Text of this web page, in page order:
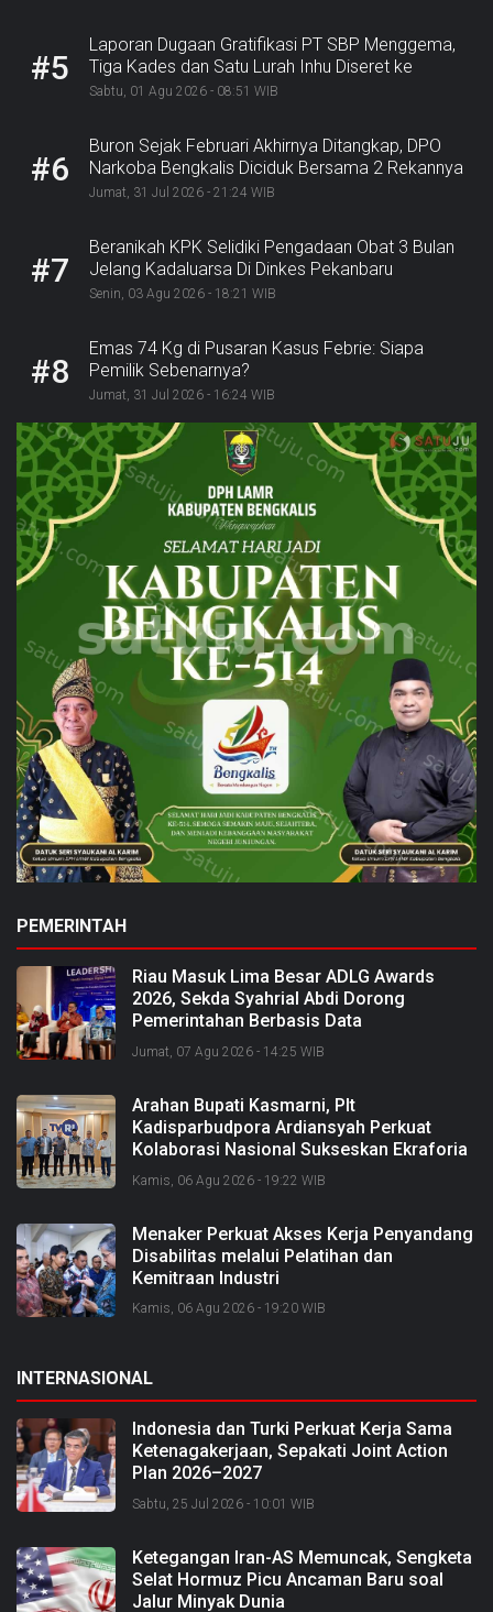
#5
Laporan Dugaan Gratifikasi PT SBP Menggema,
Tiga Kades dan Satu Lurah Inhu Diseret ke
Kejaksaan
Sabtu, 01 Agu 2026 - 08:51 WIB
#6
Buron Sejak Februari Akhirnya Ditangkap, DPO
Narkoba Bengkalis Diciduk Bersama 2 Rekannya
Jumat, 31 Jul 2026 - 21:24 WIB
#7
Beranikah KPK Selidiki Pengadaan Obat 3 Bulan
Jelang Kadaluarsa Di Dinkes Pekanbaru
Senin, 03 Agu 2026 - 18:21 WIB
#8
Emas 74 Kg di Pusaran Kasus Febrie: Siapa
Pemilik Sebenarnya?
Jumat, 31 Jul 2026 - 16:24 WIB
PEMERINTAH
Riau Masuk Lima Besar ADLG Awards
2026, Sekda Syahrial Abdi Dorong
Pemerintahan Berbasis Data
Jumat, 07 Agu 2026 - 14:25 WIB
Arahan Bupati Kasmarni, Plt
Kadisparbudpora Ardiansyah Perkuat
Kolaborasi Nasional Sukseskan Ekraforia
2026 dan Bangun Bengkalis sebagai
Kabupaten Kreatif
Kamis, 06 Agu 2026 - 19:22 WIB
Menaker Perkuat Akses Kerja Penyandang
Disabilitas melalui Pelatihan dan
Kemitraan Industri
Kamis, 06 Agu 2026 - 19:20 WIB
INTERNASIONAL
Indonesia dan Turki Perkuat Kerja Sama
Ketenagakerjaan, Sepakati Joint Action
Plan 2026–2027
Sabtu, 25 Jul 2026 - 10:01 WIB
Ketegangan Iran-AS Memuncak, Sengketa
Selat Hormuz Picu Ancaman Baru soal
Jalur Minyak Dunia